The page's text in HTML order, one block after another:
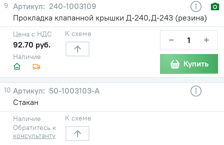
9
240-1003109
Прокладка клапанной крышки Д-240,Д-243 (резина)
Наличие
Цена с НДС
92.70 руб.
К схеме − +
Купить
10
50-1003103-А
Стакан
Наличие
Обратитесь к
консультанту
К схеме